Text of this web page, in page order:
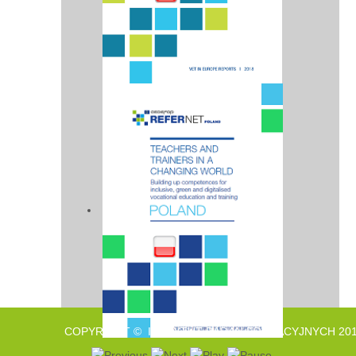
COPYRIGHT © INSTYTUT BADAŃ EDUKACYJNYCH